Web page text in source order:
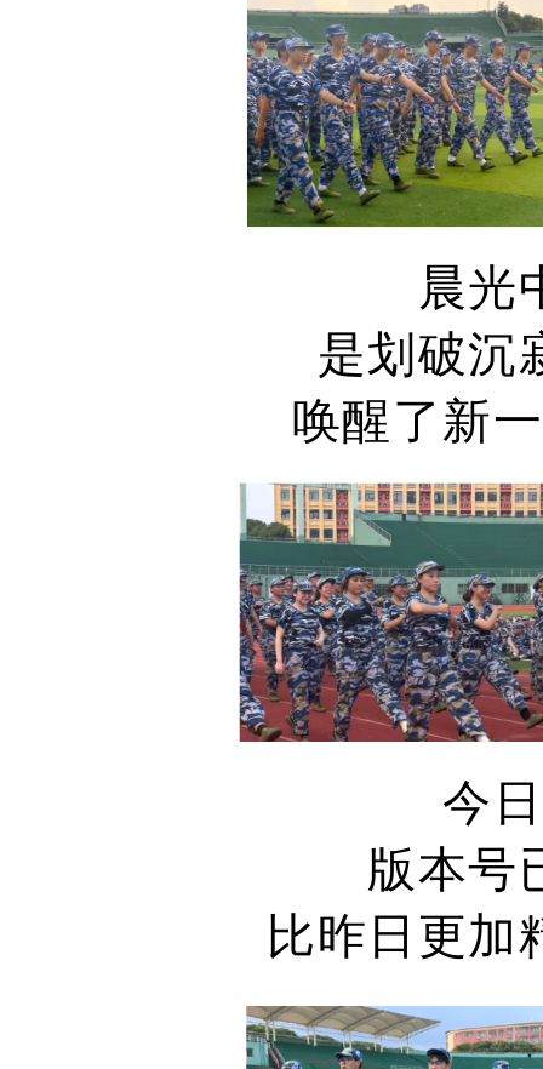
晨光
是划破沉
唤醒了新
今
版本号
比昨日更加